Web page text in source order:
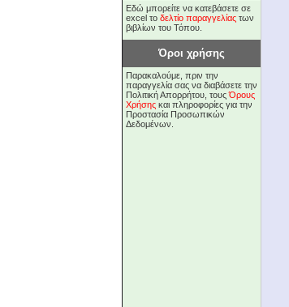
Εδώ μπορείτε να κατεβάσετε σε
excel το δελτίο παραγγελίαςτων
βιβλίων του Τόπου.
Όροι χρήσης
Παρακαλούμε, πριν την
παραγγελία σας να διαβάσετε την
Πολιτική Απορρήτου, τουςΌρους
Χρήσηςκαι πληροφορίες για την
Προστασία Προσωπικών
Δεδομένων.